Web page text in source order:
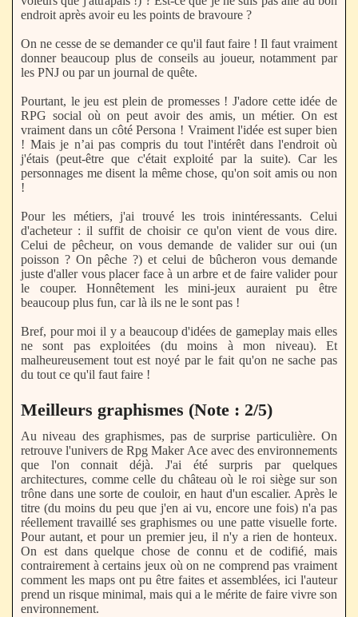
endroit après avoir eu les points de bravoure ?
On ne cesse de se demander ce qu'il faut faire ! Il faut vraiment
donner beaucoup plus de conseils au joueur, notamment par
les PNJ ou par un journal de quête.
Pourtant, le jeu est plein de promesses ! J'adore cette idée de
RPG social où on peut avoir des amis, un métier. On est
vraiment dans un côté Persona ! Vraiment l'idée est super bien
! Mais je n’ai pas compris du tout l'intérêt dans l'endroit où
j'étais (peut-être que c'était exploité par la suite). Car les
personnages me disent la même chose, qu'on soit amis ou non
!
Pour les métiers, j'ai trouvé les trois inintéressants. Celui
d'acheteur : il suffit de choisir ce qu'on vient de vous dire.
Celui de pêcheur, on vous demande de valider sur oui (un
poisson ? On pêche ?) et celui de bûcheron vous demande
juste d'aller vous placer face à un arbre et de faire valider pour
le couper. Honnêtement les mini-jeux auraient pu être
beaucoup plus fun, car là ils ne le sont pas !
Bref, pour moi il y a beaucoup d'idées de gameplay mais elles
ne sont pas exploitées (du moins à mon niveau). Et
malheureusement tout est noyé par le fait qu'on ne sache pas
du tout ce qu'il faut faire !
Meilleurs graphismes (Note : 2/5)
Au niveau des graphismes, pas de surprise particulière. On
retrouve l'univers de Rpg Maker Ace avec des environnements
que l'on connait déjà. J'ai été surpris par quelques
architectures, comme celle du château où le roi siège sur son
trône dans une sorte de couloir, en haut d'un escalier. Après le
titre (du moins du peu que j'en ai vu, encore une fois) n'a pas
réellement travaillé ses graphismes ou une patte visuelle forte.
Pour autant, et pour un premier jeu, il n'y a rien de honteux.
On est dans quelque chose de connu et de codifié, mais
contrairement à certains jeux où on ne comprend pas vraiment
comment les maps ont pu être faites et assemblées, ici l'auteur
prend un risque minimal, mais qui a le mérite de faire vivre son
environnement.